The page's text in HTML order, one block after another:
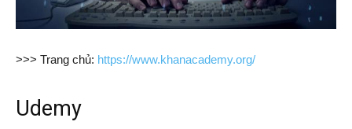
>>> Trang chủ: https://www.khanacademy.org/
Udemy